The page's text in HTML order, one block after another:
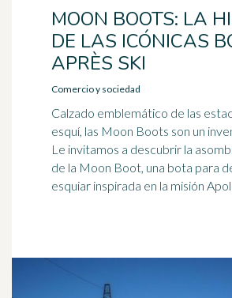
MOON BOOTS: LA
DE LAS ICÓNICAS
APRÈS SKI
Comercio y sociedad
Calzado emblemático de las
esquí, las Moon Boots son un
Le invitamos a descubrir la
de la Moon Boot, una bota para
esquiar inspirada en la misión